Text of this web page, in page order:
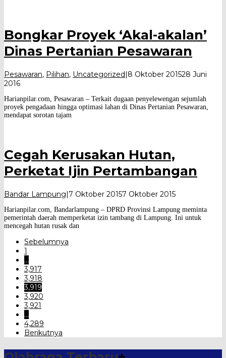
Bongkar Proyek ‘Akal-akalan’
Dinas Pertanian Pesawaran
Pesawaran, Pilihan, Uncategorized|8 Oktober 201528 Juni
2016oleh
Pilar
Harianpilar.com, Pesawaran – Terkait dugaan penyelewengan sejumlah
proyek pengadaan hingga optimasi lahan di Dinas Pertanian Pesawaran,
mendapat sorotan tajam
Cegah Kerusakan Hutan,
Perketat Ijin Pertambangan
Bandar Lampung 7 Oktober 20157 Oktober 2015oleh
Pilar
Harianpilar.com, Bandarlampung – DPRD Provinsi Lampung meminta
pemerintah daerah memperketat izin tambang di Lampung. Ini untuk
mencegah hutan rusak dan
Sebelumnya
1
…
3,917
3,918
3,919
3,920
3,921
…
4,289
Berikutnya